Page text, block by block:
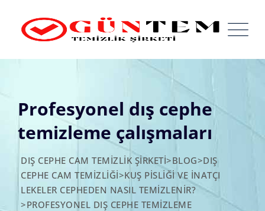
content
Profesyonel dış cephe
temizleme çalışmaları
DIŞ CEPHE CAM TEMIZLIK ŞIRKETI>BLOG>DIŞ
CEPHE CAM TEMIZLIĞI>KUŞ PISLIĞI VE İNATÇI
LEKELER CEPHEDEN NASIL TEMIZLENIR?
>PROFESYONEL DIŞ CEPHE TEMIZLEME